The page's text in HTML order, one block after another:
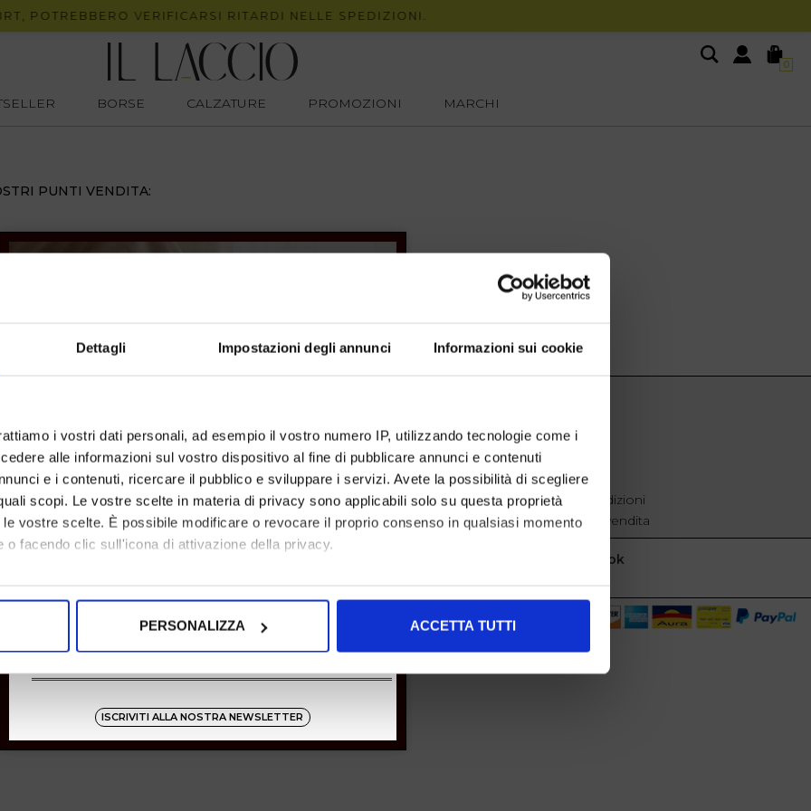
Dettagli Impostazioni degli annunci Informazioni sui cookie
i vostri dati personali, ad esempio il vostro numero IP, utilizzando tecnologie come i
alle informazioni sul vostro dispositivo al fine di pubblicare annunci e contenuti
e i contenuti, ricercare il pubblico e sviluppare i servizi. Avete la possibilità di scegliere
scopi. Le vostre scelte in materia di privacy sono applicabili solo su questa proprietà
vostre scelte. È possibile modificare o revocare il proprio consenso in qualsiasi momento
o facendo clic sull'icona di attivazione della privacy.
anche:
scansionandolo attivamente alla ricerca di caratteristiche specifiche (impronte
elaborati i tuoi dati personali e imposta le tue preferenze nella
PERSONALIZZA ACCETTA TUTTI
VERIFICARSI RITARDI NELLE SPEDIZIONI.
0
BORSE CALZATURE PROMOZIONI MARCHI
PUNTI VENDITA:
SHOPPING
Resi
Pagamenti
Spedizione
EXTRA
cookie policy
Privacy
Termini e condizioni
Condizioni di vendita
Facebook
ISCRIVITI ALLA NOSTRA NEWSLETTER